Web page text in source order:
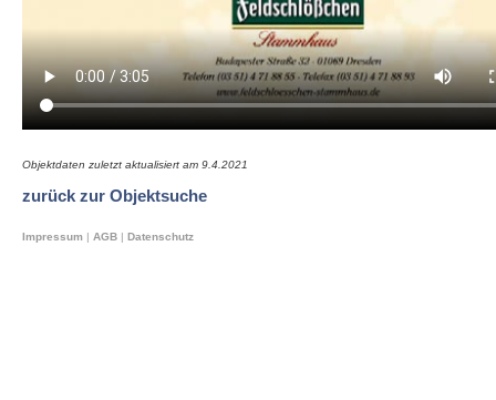
Objektdaten zuletzt aktualisiert am 9.4.2021
zurück zur Objektsuche
Impressum | AGB | Datenschutz